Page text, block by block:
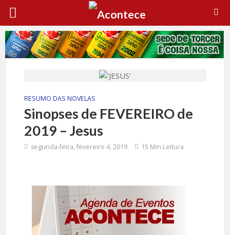
RESUMO DAS NOVELAS
Sinopses de FEVEREIRO de
2019 – Jesus
segunda-feira, fevereiro 4, 2019 15 Min Leitura